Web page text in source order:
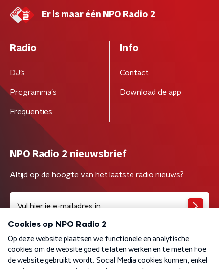
Er is maar één NPO Radio 2
Radio
DJ’s
Programma's
Frequenties
Info
Contact
Download de app
NPO Radio 2 nieuwsbrief
Altijd op de hoogte van het laatste radio nieuws?
Algemene voorwaarden